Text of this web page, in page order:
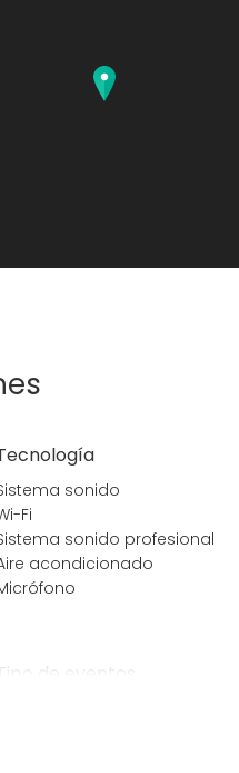
sonido
Fi
sonido profesional
acondicionado
de eventos